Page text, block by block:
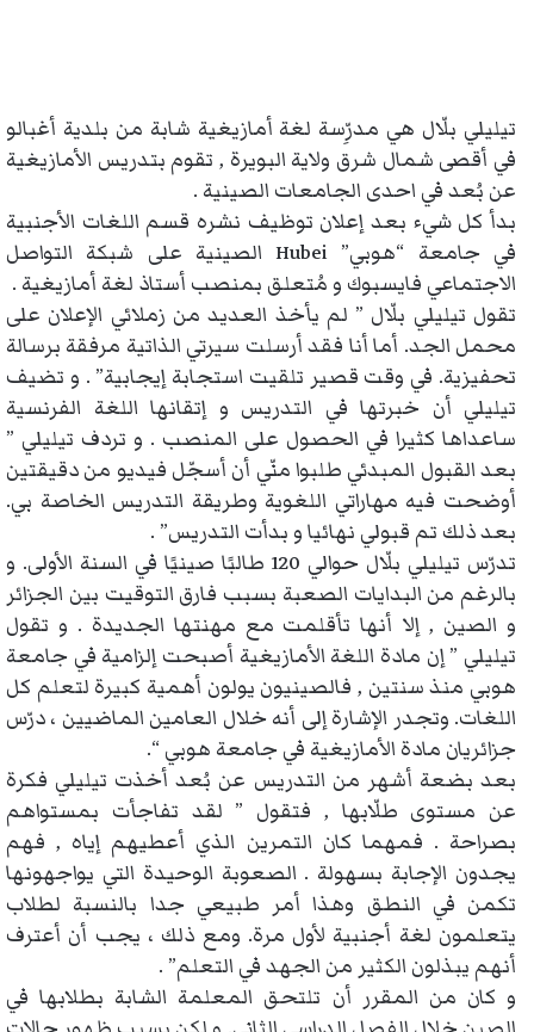
تيليلي بلّال هي مدرِّسة لغة أمازيغية شابة من بلدية أغبالو
في أقصى شمال شرق ولاية البويرة , تقوم بتدريس الأمازيغية
عن بُعد في احدى الجامعات الصينية .
بدأ كل شيء بعد إعلان توظيف نشره قسم اللغات الأجنبية
في جامعة “هوبي” Hubei الصينية على شبكة التواصل
الاجتماعي فايسبوك و مُتعلق بمنصب أستاذ لغة أمازيغية .
تقول تيليلي بلّال ” لم يأخذ العديد من زملائي الإعلان على
محمل الجد. أما أنا فقد أرسلت سيرتي الذاتية مرفقة برسالة
تحفيزية. في وقت قصير تلقيت استجابة إيجابية” . و تضيف
تيليلي أن خبرتها في التدريس و إتقانها اللغة الفرنسية
ساعداها كثيرا في الحصول على المنصب . و تردف تيليلي ”
بعد القبول المبدئي طلبوا منّي أن أسجّل فيديو من دقيقتين
أوضحت فيه مهاراتي اللغوية وطريقة التدريس الخاصة بي.
بعد ذلك تم قبولي نهائيا و بدأت التدريس” .
تدرّس تيليلي بلّال حوالي 120 طالبًا صينيًا في السنة الأولى. و
بالرغم من البدايات الصعبة بسبب فارق التوقيت بين الجزائر
و الصين , إلا أنها تأقلمت مع مهنتها الجديدة . و تقول
تيليلي ” إن مادة اللغة الأمازيغية أصبحت إلزامية في جامعة
هوبي منذ سنتين , فالصينيون يولون أهمية كبيرة لتعلم كل
اللغات. وتجدر الإشارة إلى أنه خلال العامين الماضيين ، درّس
جزائريان مادة الأمازيغية في جامعة هوبي “.
بعد بضعة أشهر من التدريس عن بُعد أخذت تيليلي فكرة
عن مستوى طلّابها , فتقول ” لقد تفاجأت بمستواهم
بصراحة . فمهما كان التمرين الذي أعطيهم إياه , فهم
يجدون الإجابة بسهولة . الصعوبة الوحيدة التي يواجهونها
تكمن في النطق وهذا أمر طبيعي جدا بالنسبة لطلاب
يتعلمون لغة أجنبية لأول مرة. ومع ذلك ، يجب أن أعترف
أنهم يبذلون الكثير من الجهد في التعلم” .
و كان من المقرر أن تلتحق المعلمة الشابة بطلابها في